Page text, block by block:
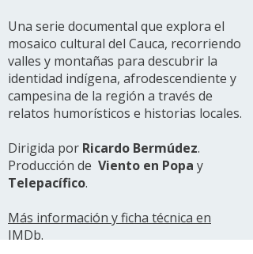
Una serie documental que explora el
mosaico cultural del Cauca, recorriendo
valles y montañas para descubrir la
identidad indígena, afrodescendiente y
campesina de la región a través de
relatos humorísticos e historias locales.
Dirigida por Ricardo Bermúdez.
Producción de Viento en Popa y
Telepacífico.​
Más información y ficha técnica en
IMDb.